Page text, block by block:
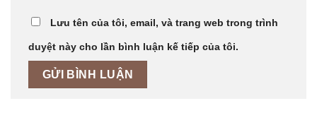
Lưu tên của tôi, email, và trang web trong trình
duyệt này cho lần bình luận kế tiếp của tôi.